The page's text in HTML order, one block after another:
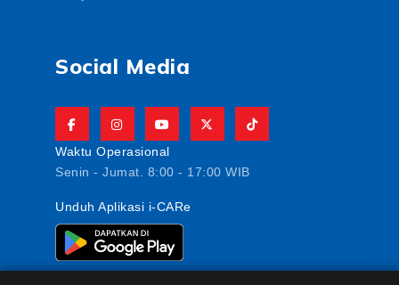
Social Media
Waktu Operasional
Senin - Jumat. 8:00 - 17:00 WIB
Unduh Aplikasi i-CARe